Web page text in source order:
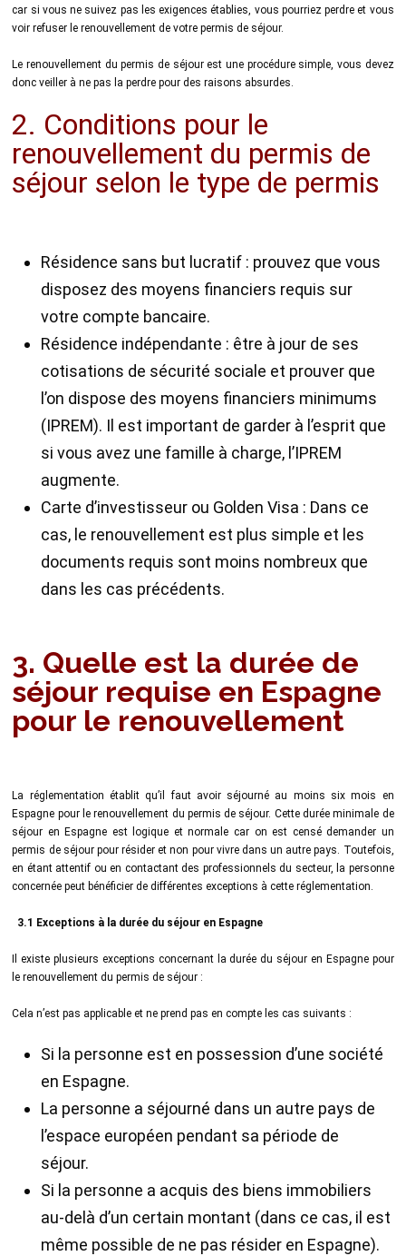
car si vous ne suivez pas les exigences établies, vous pourriez perdre et vous
voir refuser le renouvellement de votre permis de séjour.
Le renouvellement du permis de séjour est une procédure simple, vous devez
donc veiller à ne pas la perdre pour des raisons absurdes.
2. Conditions pour le
renouvellement du permis de
séjour selon le type de permis
Résidence sans but lucratif : prouvez que vous
disposez des moyens financiers requis sur
votre compte bancaire.
Résidence indépendante : être à jour de ses
cotisations de sécurité sociale et prouver que
l’on dispose des moyens financiers minimums
(IPREM). Il est important de garder à l’esprit que
si vous avez une famille à charge, l’IPREM
augmente.
Carte d’investisseur ou Golden Visa : Dans ce
cas, le renouvellement est plus simple et les
documents requis sont moins nombreux que
dans les cas précédents.
3. Quelle est la durée de
séjour requise en Espagne
pour le renouvellement
La réglementation établit qu’il faut avoir séjourné au moins six mois en
Espagne pour le renouvellement du permis de séjour. Cette durée minimale de
séjour en Espagne est logique et normale car on est censé demander un
permis de séjour pour résider et non pour vivre dans un autre pays. Toutefois,
en étant attentif ou en contactant des professionnels du secteur, la personne
concernée peut bénéficier de différentes exceptions à cette réglementation.
3.1 Exceptions à la durée du séjour en Espagne
Il existe plusieurs exceptions concernant la durée du séjour en Espagne pour
le renouvellement du permis de séjour :
Cela n’est pas applicable et ne prend pas en compte les cas suivants :
Si la personne est en possession d’une société
en Espagne.
La personne a séjourné dans un autre pays de
l’espace européen pendant sa période de
séjour.
Si la personne a acquis des biens immobiliers
au-delà d’un certain montant (dans ce cas, il est
même possible de ne pas résider en Espagne).